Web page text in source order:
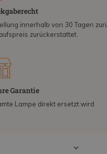
innerhalb von 30 Tagen
zurückerstattet.
Garantie
Lampe direkt ersetzt wird